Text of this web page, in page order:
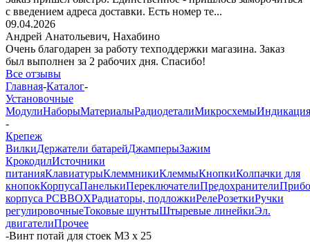
с введением адреса доставки. Есть номер те...
09.04.2026
Андрей Анатольевич, Нахабино
Очень благодарен за работу техподдержки магазина. Заказ
был выполнен за 2 рабочих дня. Спасибо!
Все отзывы
Главная-Каталог-
Установочные
МодулиНаборыМатериалыРадиодеталиМикросхемыИндикация
-
Крепеж
ВилкиДержатели батарейДжамперыЗажим
КрокодилИсточники
питанияКлавиатурыКлеммникиКлеммыКнопкиКолпачки для
кнопокКорпусаПанелькиПереключателиПредохранители
корпуса PCBBOXРадиаторы, подложкиРелеРозеткиРучки
регулировочныеТоковые шунтыШтыревые линейкиЭл.
двигателиПрочее
-Винт потай для стоек М3 х 25